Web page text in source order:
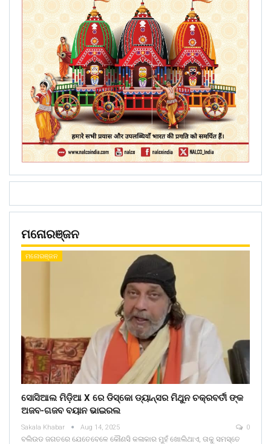
ମନୋରଞ୍ଜନ
ମନୋରଞ୍ଜନ
ସୋସିଆଲ ମିଡ଼ିଆ X ରେ ଡିସ୍କୋ ଡ୍ୟାନ୍ସର ମିଥୁନ ଚକ୍ରବର୍ତୀ ଙ୍କ
ଅଜବ-ଗଜବ ବୟାନ ଭାଇରଲ
Sakala Khabar Aug 14, 2025 0
ବଲିଉଡ ଜଗତରେ ଯେତେବେଳେ କୌଣସି କଳାକାର ମୁହଁ ଖୋଲିଥାଏ, ତାକୁ ସମସ୍ତେ